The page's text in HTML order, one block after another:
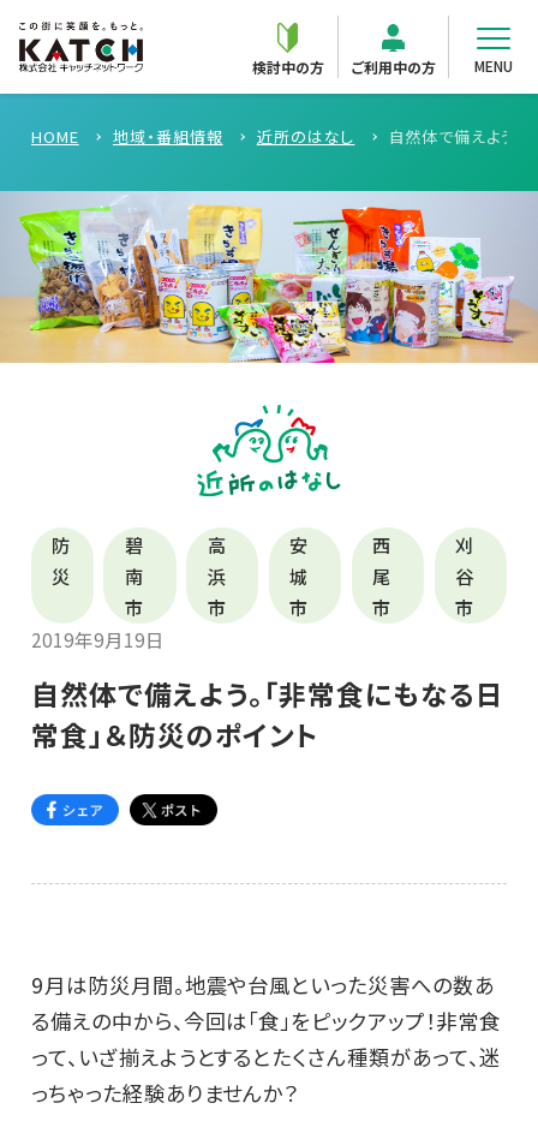
検討中の方 ご利用中の方 MENU
HOME 地域・番組情報 近所のはなし 自然体で備えよう。
防
災
碧
南
市
高
浜
市
安
城
市
西
尾
市
刈
谷
市
2019年9月19日
自然体で備えよう。「非常食にもなる日
常食」＆防災のポイント
9月は防災月間。地震や台風といった災害への数あ
る備えの中から、今回は「食」をピックアップ！非常食
って、いざ揃えようとするとたくさん種類があって、迷
っちゃった経験ありませんか？